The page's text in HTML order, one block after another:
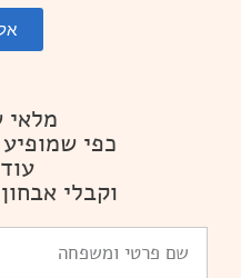
כפי
וקבלי
פרטי